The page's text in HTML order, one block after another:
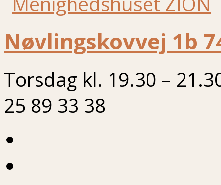
Nøvlingskovvej 1b
Torsdag kl. 19.30 –
25 89 33 38